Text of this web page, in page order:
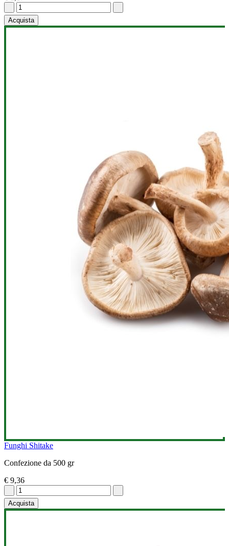
Acquista
Funghi Shitake
Confezione da 500 gr
€ 9,36
Acquista